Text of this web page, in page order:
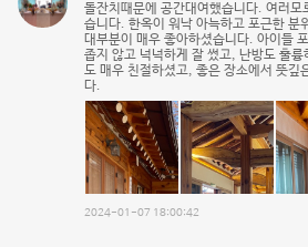
돌잔치때문에 공간대여했습니다. 여러모
습니다. 한옥이 워낙 아늑하고 포근한 분
대부분이 매우 좋아하셨습니다. 아이들
좁지 않고 넉넉하게 잘 썼고, 난방도 훌
도 매우 친절하셨고, 좋은 장소에서 뜻깊
다.
2024-01-07 18:00:42